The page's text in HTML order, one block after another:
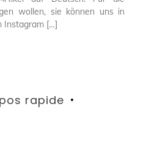
zu
tun
wollen, sie können uns in
Instagram […]
rapide